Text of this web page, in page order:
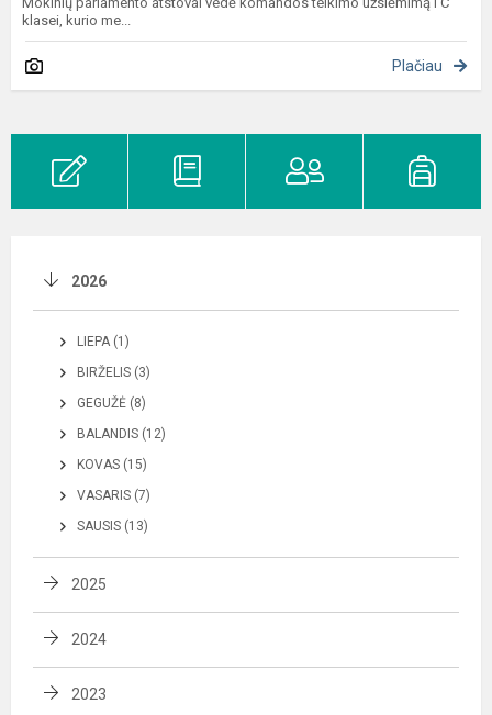
klasei, kurio me...
Plačiau
2026
LIEPA (1)
BIRŽELIS (3)
GEGUŽĖ (8)
BALANDIS (12)
KOVAS (15)
VASARIS (7)
SAUSIS (13)
2025
2024
2023